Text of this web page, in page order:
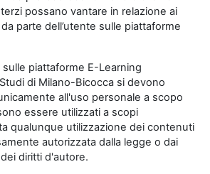
possano vantare in relazione ai
parte dell’utente sulle piattaforme
piattaforme E-Learning
di Milano-Bicocca si devono
all'uso personale a scopo
essere utilizzati a scopi
qualunque utilizzazione dei contenuti
autorizzata dalla legge o dai
diritti d'autore.